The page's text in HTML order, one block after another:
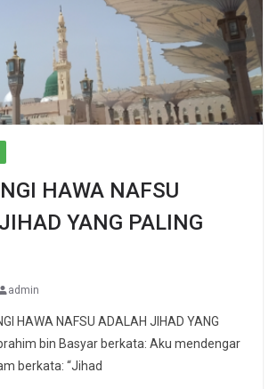
HAWA NAFSU
YANG PALING
admin
HAWA NAFSU ADALAH JIHAD YANG
bin Basyar berkata: Aku mendengar
berkata: “Jihad